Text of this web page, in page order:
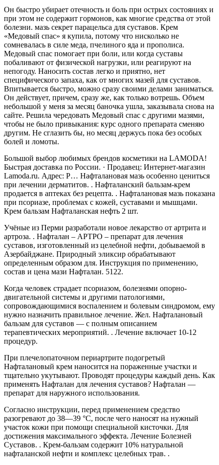
Он быстро убирает отечность и боль при острых состояниях и
при этом не содержит гормонов, как многие средства от этой
болезни. мазь секрет парацельса для суставов. Крем
«Медовый спас» я купила, потому что нисколько не
сомневалась в силе меда, пчелиного яда и прополиса.
Медовый спас помогает при боли, или когда суставы
побаливают от физической нагрузки, или реагируют на
непогоду. Наносить состав легко и приятно, нет
специфического запаха, как от многих мазей для суставов.
Впитывается быстро, можно сразу своими делами заниматься.
Он действует, причем, сразу же, как только вотрешь. Объем
небольшой у меня за месяц баночка ушла, заказывала снова на
сайте. Решила чередовать Медовый спас с другими мазями,
чтобы не было привыкания: курс одного препарата сменяю
другим. Не сглазить бы, но месяц держусь пока без особых
болей и ломоты.
Большой выбор любимых брендов косметики на LAMODA!
Быстрая доставка по России. · Продавец: Интернет-магазин
Lamoda.ru. Адрес: Р… Нафталановая мазь особенно цениться
при лечении дерматитов. . Нафталанский бальзам-крем
продается в аптеках без рецепта. . Нафталановая мазь показана
при псориазе, проблемах с кожей, суставами и мышцами.
Крем бальзам Нафталанская нефть 2 шт.
Учёные из Перми разработали новое лекарство от артрита и
артроза. . Нафталан – АРТРО – препарат для лечения
суставов, изготовленный из целебной нефти, добываемой в
Азербайджане. Природный эликсир обрабатывают
определенным образом для. Инструкция по применению,
состав и цена мази Нафталан. 5122.
Когда человек страдает псориазом, болезнями опорно-
двигательной системы и другими патологиями,
сопровождающимися воспалением и болевым синдромом, ему
нужно назначить правильное лечение. Жел. Нафталановый
бальзам для суставов — с полным описанием
терапевтических мероприятий. . Лечение включает 10-12
процедур.
При плечелопаточном периартрите подогретый
Нафталановый крем наносится на пораженные участки и
тщательно укутывают. Проводят процедуры каждый день. Как
применять Нафталан для лечения суставов? Нафталан —
препарат для наружного использования.
Согласно инструкции, перед применением средство
разогревают до 38—39 °C, после чего наносят на нужный
участок кожи при помощи специальной кисточки. Для
достижения максимального эффекта. Лечение Болезней
Суставов. . Крем-бальзам содержит 10% натуральной
нафталанской нефти и комплекс целебных трав. .